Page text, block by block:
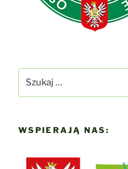
WSPIERAJĄ NAS: